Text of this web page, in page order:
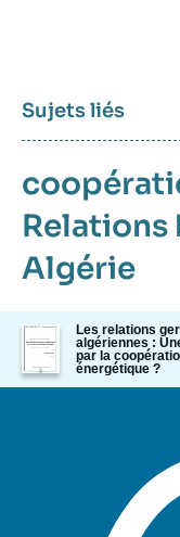
Sujets liés
Algérie
Image
de
couverture
de
Les relations
algériennes :
par la
énergétique ?